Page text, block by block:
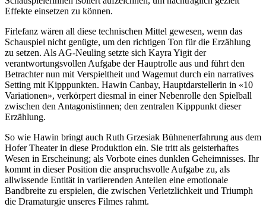
Effekte einsetzen zu können.
Firlefanz wären all diese technischen Mittel gewesen, wenn das
Schauspiel nicht genügte, um den richtigen Ton für die Erzählung
zu setzen. Als AG-Neuling setzte sich Kayra Yigit der
verantwortungsvollen Aufgabe der Hauptrolle aus und führt den
Betrachter nun mit Verspieltheit und Wagemut durch ein narratives
Setting mit Kipppunkten. Hawin Canbay, Hauptdarstellerin in «10
Variationen», verkörpert diesmal in einer Nebenrolle den Spielball
zwischen den Antagonistinnen; den zentralen Kipppunkt dieser
Erzählung.
So wie Hawin bringt auch Ruth Grzesiak Bühnenerfahrung aus dem
Hofer Theater in diese Produktion ein. Sie tritt als geisterhaftes
Wesen in Erscheinung; als Vorbote eines dunklen Geheimnisses. Ihr
kommt in dieser Position die anspruchsvolle Aufgabe zu, als
allwissende Entität in variierenden Anteilen eine emotionale
Bandbreite zu erspielen, die zwischen Verletzlichkeit und Triumph
die Dramaturgie unseres Filmes rahmt.